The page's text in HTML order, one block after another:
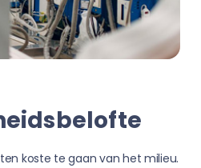
koste te gaan van het milieu.